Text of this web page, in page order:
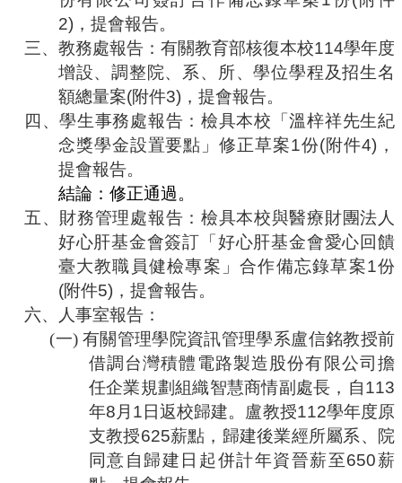
會
會
議
尋
2) ，提會報告。
三、 教務處報告：有關教育部核復本校114學年度
增設、調整院、系、所、學位學程及招生名
額總量案(附件3) ，提會報告。
四、學生事務處報告：檢具本校「溫梓祥先生紀
念獎學金設置要點」修正草案1份(附件4) ，
提會報告。
結論：修正通過。
五、 財務管理處報告：檢具本校與醫療財團法人
好心肝基金會簽訂 「好心肝基金會愛心回饋
臺大教職員健檢專案」合作備忘錄草案1份
(附件5) ，提會報告。
六、
人事室報告：
(一) 有關管理學院資訊管理學系盧信銘教授前
借調台灣積體電路製造股份有限公司擔
任企業規劃組織智慧商情副處長，自113
年8 月 1 日返校歸建。盧教授112學年度原
支教授625薪點，歸建後業經所屬系、院
同意自歸建日起併計年資晉薪至650薪